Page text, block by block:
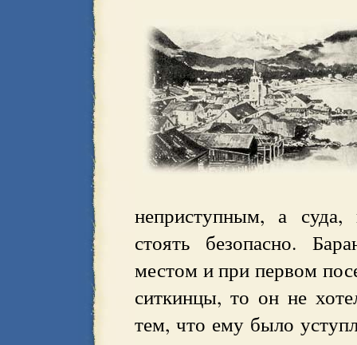
неприступным, а
стоять безопасно.
местом и при первом
ситкинцы, то он не
тем, что ему было